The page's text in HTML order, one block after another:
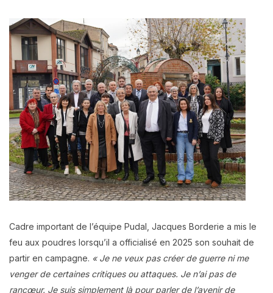
Cadre important de l’équipe Pudal, Jacques Borderie a mis le
feu aux poudres lorsqu’il a officialisé en 2025 son souhait de
partir en campagne. « Je ne veux pas créer de guerre ni me
venger de certaines critiques ou attaques. Je n’ai pas de
rancœur. Je suis simplement là pour parler de l’avenir de